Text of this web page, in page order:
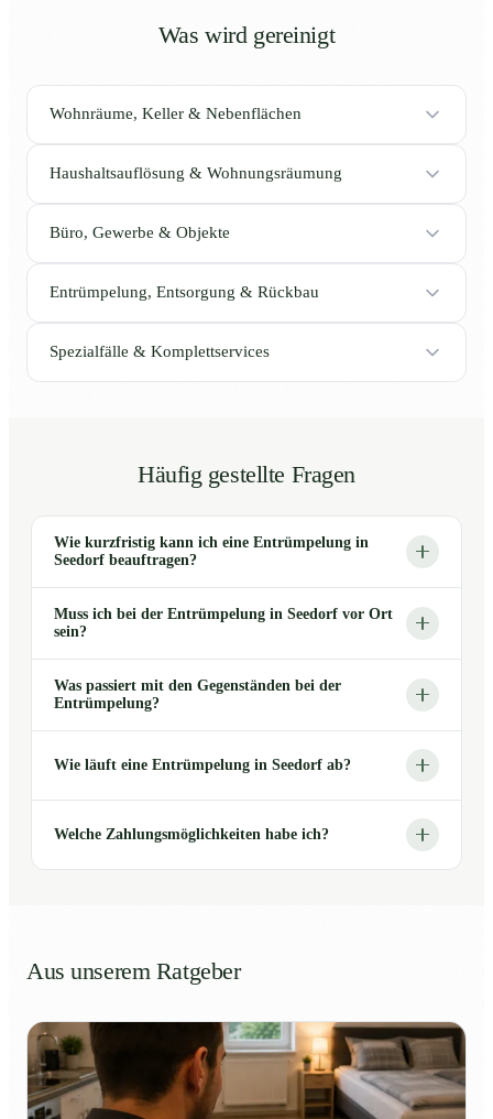
Was wird gereinigt
Wohnräume, Keller & Nebenflächen
Haushaltsauflösung & Wohnungsräumung
Büro, Gewerbe & Objekte
Entrümpelung, Entsorgung & Rückbau
Spezialfälle & Komplettservices
Häufig gestellte Fragen
Wie kurzfristig kann ich eine Entrümpelung in
Seedorf beauftragen?
Muss ich bei der Entrümpelung in Seedorf vor Ort
sein?
Was passiert mit den Gegenständen bei der
Entrümpelung?
Wie läuft eine Entrümpelung in Seedorf ab?
Welche Zahlungsmöglichkeiten habe ich?
Aus unserem Ratgeber